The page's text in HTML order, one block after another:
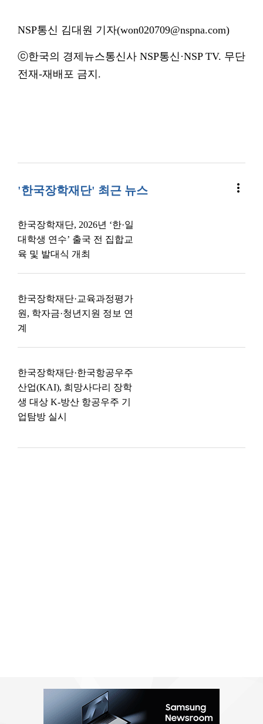
NSP통신 김대원 기자(won020709@nspna.com)
ⓒ한국의 경제뉴스통신사 NSP통신·NSP TV. 무단
전재-재배포 금지.
'한국장학재단' 최근 뉴스 more_vert
한국장학재단, 2026년 ‘한·일
대학생 연수’ 출국 전 집합교
육 및 발대식 개최
한국장학재단·교육과정평가
원, 학자금·청년지원 정보 연
계
한국장학재단·한국항공우주
산업(KAI), 희망사다리 장학
생 대상 K-방산 항공우주 기
업탐방 실시